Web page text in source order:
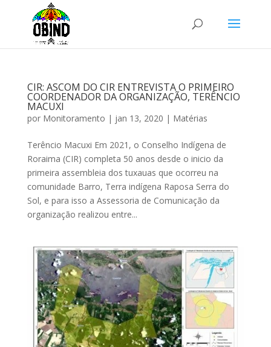
CIR: ASCOM DO CIR ENTREVISTA O PRIMEIRO
COORDENADOR DA ORGANIZAÇÃO, TERÊNCIO
MACUXI
por Monitoramento | jan 13, 2020 | Matérias
Terêncio Macuxi Em 2021, o Conselho Indígena de
Roraima (CIR) completa 50 anos desde o inicio da
primeira assembleia dos tuxauas que ocorreu na
comunidade Barro, Terra indígena Raposa Serra do
Sol, e para isso a Assessoria de Comunicação da
organização realizou entre...